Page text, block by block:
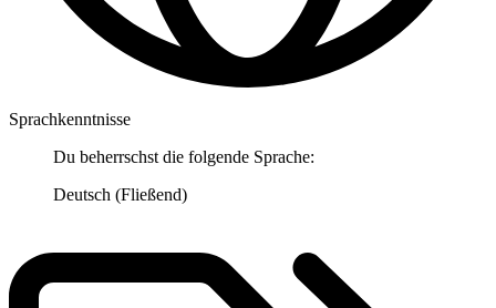
Sprachkenntnisse
Du beherrschst die folgende Sprache:
Deutsch (Fließend)